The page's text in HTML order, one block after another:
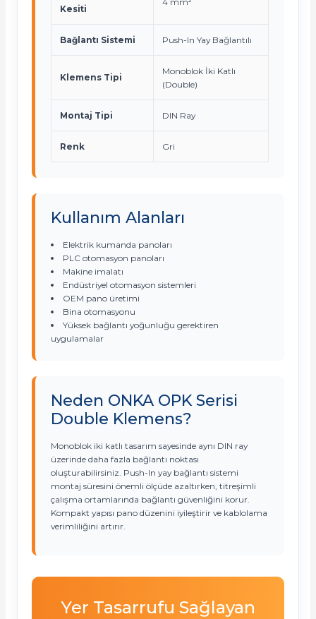
Kesiti
Bağlantı Sistemi Push-In Yay Bağlantılı
Klemens Tipi
Monoblok İki Katlı
(Double)
Montaj Tipi DIN Ray
Renk Gri
Kullanım Alanları
Elektrik kumanda panoları
PLC otomasyon panoları
Makine imalatı
Endüstriyel otomasyon sistemleri
OEM pano üretimi
Bina otomasyonu
Yüksek bağlantı yoğunluğu gerektiren
uygulamalar
Neden ONKA OPK Serisi
Double Klemens?
Monoblok iki katlı tasarım sayesinde aynı DIN ray
üzerinde daha fazla bağlantı noktası
oluşturabilirsiniz. Push-In yay bağlantı sistemi
montaj süresini önemli ölçüde azaltırken, titreşimli
çalışma ortamlarında bağlantı güvenliğini korur.
Kompakt yapısı pano düzenini iyileştirir ve kablolama
verimliliğini artırır.
Yer Tasarrufu Sağlayan